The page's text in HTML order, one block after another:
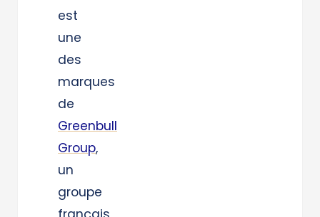
est
une
des
marques
de
Greenbull
Group,
un
groupe